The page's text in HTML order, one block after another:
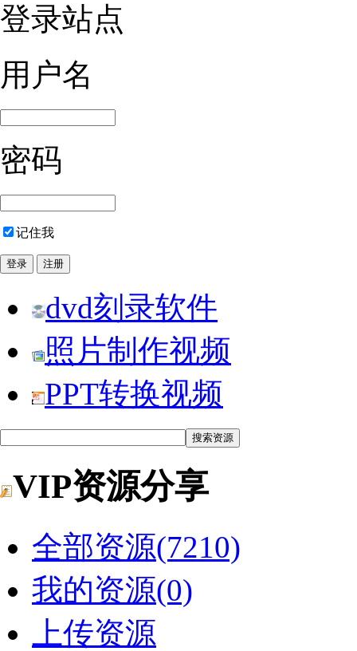
登录站点
用户名
密码
记住我
dvd刻录软件
照片制作视频
PPT转换视频
VIP资源分享
全部资源(7210)
我的资源(0)
上传资源